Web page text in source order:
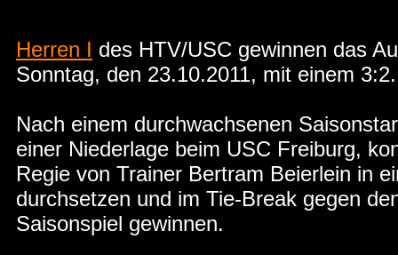
Herren I des HTV/USC gewinnen das
Sonntag, den 23.10.2011, mit einem 3:2.
Nach einem durchwachsenen
einer Niederlage beim USC Freiburg,
Regie von Trainer Bertram Beierlein in
durchsetzen und im Tie-Break gegen
Saisonspiel gewinnen.